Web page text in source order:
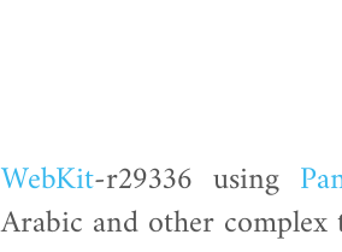
WebKit-r29336 using
Arabic and other